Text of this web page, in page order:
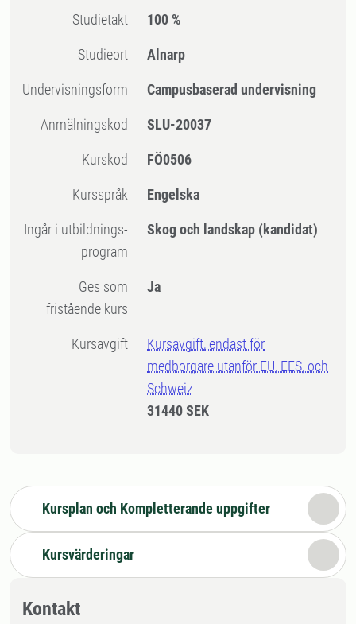
Studietakt 100 %
Studieort Alnarp
Undervisningsform Campusbaserad undervisning
Anmälningskod SLU-20037
Kurskod FÖ0506
Kursspråk Engelska
Ingår i utbildnings-
program
Skog och landskap (kandidat)
Ges som
fristående kurs
Ja
Kursavgift
Kursavgift, endast för
medborgare utanför EU, EES, och
Schweiz
31440 SEK
Kursplan och Kompletterande uppgifter
Kursvärderingar
Kontakt